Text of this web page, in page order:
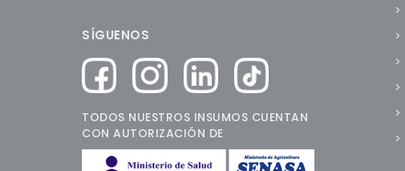
SÍGUENOS
TODOS NUESTROS INSUMOS CUENTAN
CON AUTORIZACIÓN DE